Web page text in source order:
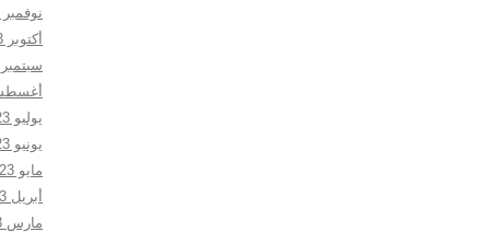
نوفمبر 2023
أكتوبر 2023
سبتمبر 2023
أغسطس
يوليو 2023
يونيو 2023
مايو 2023
أبريل 2023
مارس 2023